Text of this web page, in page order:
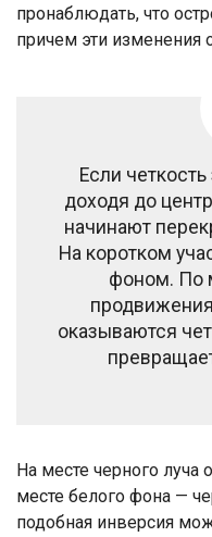
пронаблюдать, что
причем эти изменения
Если
доходя до
начинают
На коротком
фоном. По
оказываются
На месте черного
месте белого фона —
подобная инверсия